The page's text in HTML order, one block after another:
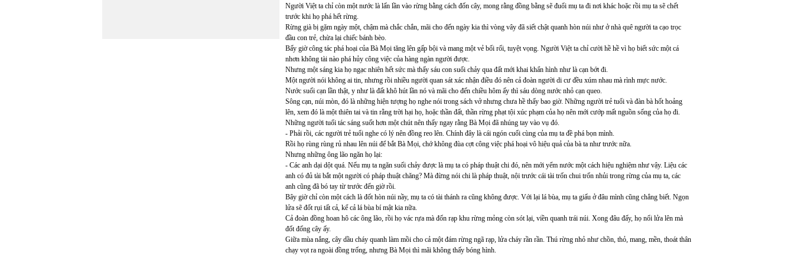
Người Việt ta chỉ còn một nước là lấn lần vào rừng bằng cách đốn cây, mong rằng đồng bằng sẽ đuổi mụ ta đi nơi khác hoặc rồi mụ ta sẽ chết
trước khi họ phá hết rừng.
Rừng già bị gặm ngày một, chậm mà chắc chắn, mãi cho đến ngày kia thì vòng vây đã siết chật quanh hòn núi như ở nhà quê người ta cạo trọc
đầu con trẻ, chừa lại chiếc bánh bèo.
Bấy giờ công tác phá hoại của Bà Mọi tăng lên gấp bội và mang một vẻ bối rối, tuyệt vọng. Người Việt ta chỉ cười hề hề vì họ biết sức một cá
nhơn không tài nào phá hủy công việc của hàng ngàn người được.
Nhưng một sáng kia họ ngạc nhiên hết sức mà thấy sáu con suối chảy qua đất mới khai khẩn hình như là cạn bớt đi.
Một người nói không ai tin, nhưng rồi nhiều người quan sát xác nhận điều đó nên cả đoàn người di cư đều xúm nhau mà rình mực nước.
Nước suối cạn lần thật, y như là đất khô hút lần nó và mãi cho đến chiều hôm ấy thì sáu dòng nước nhỏ cạn queo.
Sông cạn, núi mòn, đó là những hiện tượng họ nghe nói trong sách vở nhưng chưa hề thấy bao giờ. Những người trẻ tuổi và đàn bà hốt hoảng
lên, xem đó là một thiên tai và tin rằng trời hại họ, hoặc thần đất, thần rừng phạt tội xúc phạm của họ nên mới cướp mất nguồn sống của họ đi.
Những người tuổi tác sáng suốt hơn một chút nên thấy ngay rằng Bà Mọi đã nhúng tay vào vụ đó.
- Phải rồi, các người trẻ tuổi nghe có lý nên đồng reo lên. Chính đây là cái ngón cuối cùng của mụ ta đề phá bọn mình.
Rồi họ rùng rùng rủ nhau lên núi để bắt Bà Mọi, chớ không đùa cợt công việc phá hoại vô hiệu quả của bà ta như trước nữa.
Nhưng những ông lão ngăn họ lại:
- Các anh dại dột quá. Nếu mụ ta ngăn suối chảy được là mụ ta có pháp thuật chi đó, nên mới yểm nước một cách hiệu nghiệm như vậy. Liệu các
anh có đủ tài bắt một người có pháp thuật chăng? Mà đừng nói chi là pháp thuật, nội trước cái tài trốn chui trốn nhủi trong rừng của mụ ta, các
anh cũng đã bó tay từ trước đến giờ rồi.
Bây giờ chỉ còn một cách là đốt hòn núi nầy, mụ ta có tài thánh ra cũng không được. Với lại lá bùa, mụ ta giấu ở đâu mình cũng chẳng biết. Ngọn
lửa sẽ đốt rụi tất cả, kể cả lá bùa bí mật kia nữa.
Cả đoàn đồng hoan hô các ông lão, rồi họ vác rựa mà đốn rạp khu rừng mỏng còn sót lại, viền quanh trái núi. Xong đâu đấy, họ nổi lửa lên mà
đốt đống cây ấy.
Giữa mùa nắng, cây dầu cháy quanh làm mồi cho cả một đám rừng ngã rạp, lửa cháy rần rần. Thú rừng nhỏ như chồn, thỏ, mang, mền, thoát thân
chạy vọt ra ngoài đồng trống, nhưng Bà Mọi thì mãi không thấy bóng hình.